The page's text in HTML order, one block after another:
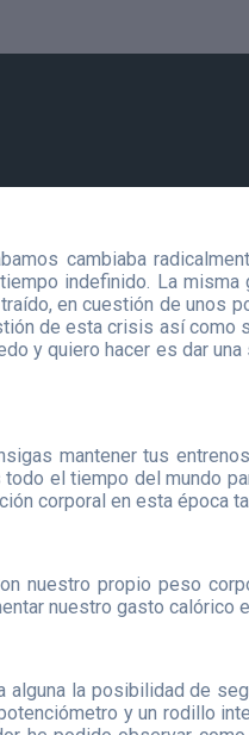
cambiaba
indefinido. La
en cuestión de unos
de esta crisis así como
y quiero hacer es dar
mantener tus
el tiempo del mundo
corporal en esta época
nuestro propio peso
nuestro gasto calórico
la posibilidad de
y un rodillo